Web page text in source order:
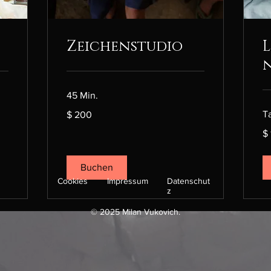
Zeichenstudio
45 Min.
200
US-
$ 200
Buchen
150
$
Cookies Impressum
Datenschut
z
© 2025 Milan Vukovich.